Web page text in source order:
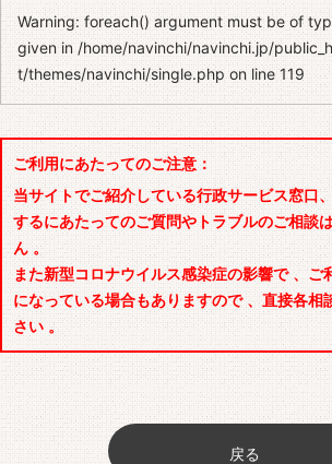
Warning: foreach() argument must be of
given in/home/navinchi/navinchi.jp/
t/themes/navinchi/single.php on line119
ご利用にあたってのご注意：
当サイトでご紹介している行政サービス窓口
するにあたってのご質問やトラブルのご相談
ん 。
また新型コロナウイルス感染症の影響で 、ご
になっている場合もありますので 、直接各相
さい 。
戻る